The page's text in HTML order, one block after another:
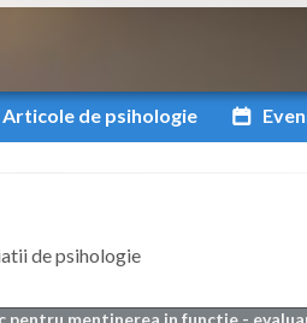
Articole de psihologie
de psihologie
pentru mentinerea in functie -